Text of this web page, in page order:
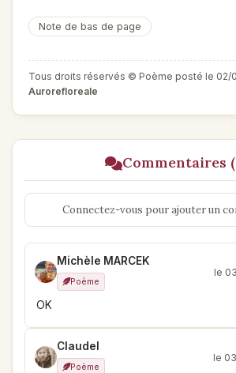
Note de bas de page
Tous droits réservés © Poème posté le 02/
Aurorefloreale
Commentaires
Connectez-vous pour ajouter un
Michèle MARCEK
Poème
le
OK
Claudel
Poème
le